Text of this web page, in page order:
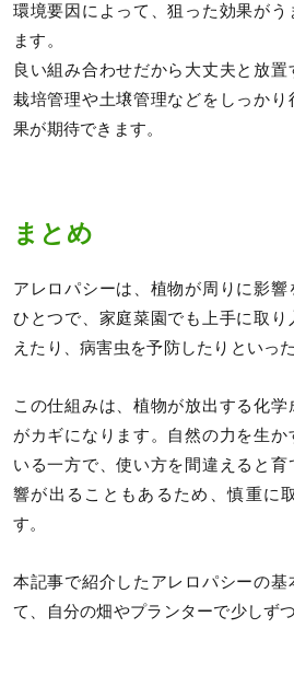
環境要因によって、狙った効果がう
ます。
良い組み合わせだから大丈夫と放
栽培管理や土壌管理などをしっか
果が期待できます。
まとめ
アレロパシーは、植物が周りに影
ひとつで、家庭菜園でも上手に取
えたり、病害虫を予防したりといっ
この仕組みは、植物が放出する化学
がカギになります。自然の力を生か
いる一方で、使い方を間違えると
響が出ることもあるため、慎重に
す。
本記事で紹介したアレロパシーの基
て、自分の畑やプランターで少しず